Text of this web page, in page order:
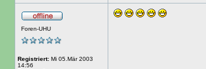
Foren-UHU
Registriert: Mi 05.Mär 2003
14:56